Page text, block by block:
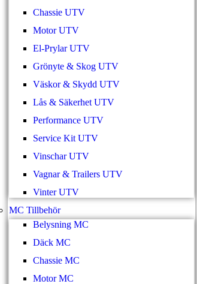
Chassie UTV
Motor UTV
El-Prylar UTV
Grönyte & Skog UTV
Väskor & Skydd UTV
Lås & Säkerhet UTV
Performance UTV
Service Kit UTV
Vinschar UTV
Vagnar & Trailers UTV
Vinter UTV
MC Tillbehör
Belysning MC
Däck MC
Chassie MC
Motor MC